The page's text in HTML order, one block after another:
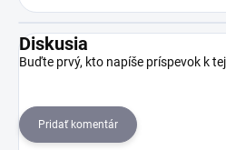
Diskusia
Buďte prvý, kto napíše príspevok k
Pridať komentár